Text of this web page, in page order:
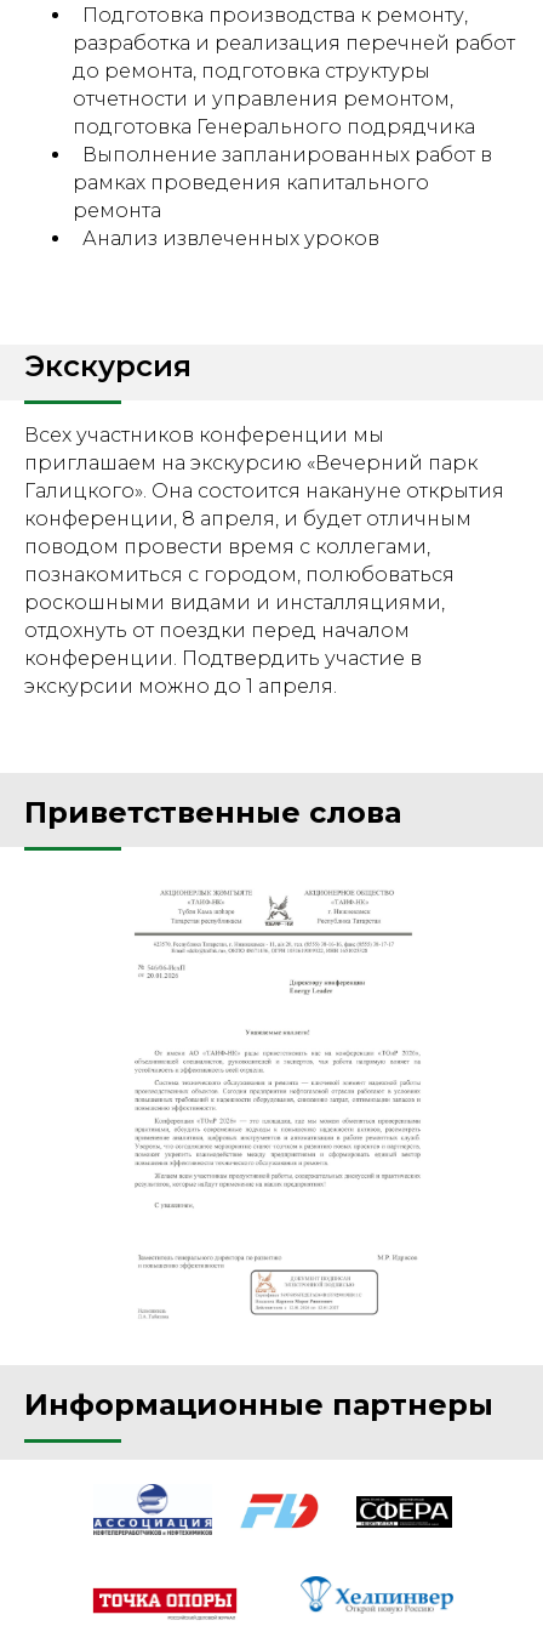
Подготовка производства к ремонту,
разработка и реализация перечней работ
до ремонта, подготовка структуры
отчетности и управления ремонтом,
подготовка Генерального подрядчика
Выполнение запланированных работ в
рамках проведения капитального
ремонта
Анализ извлеченных уроков
Экскурсия
Всех участников конференции мы
приглашаем на экскурсию «Вечерний парк
Галицкого». Она состоится накануне открытия
конференции, 8 апреля, и будет отличным
поводом провести время с коллегами,
познакомиться с городом, полюбоваться
роскошными видами и инсталляциями,
отдохнуть от поездки перед началом
конференции. Подтвердить участие в
экскурсии можно до 1 апреля.
Приветственные слова
Информационные партнеры